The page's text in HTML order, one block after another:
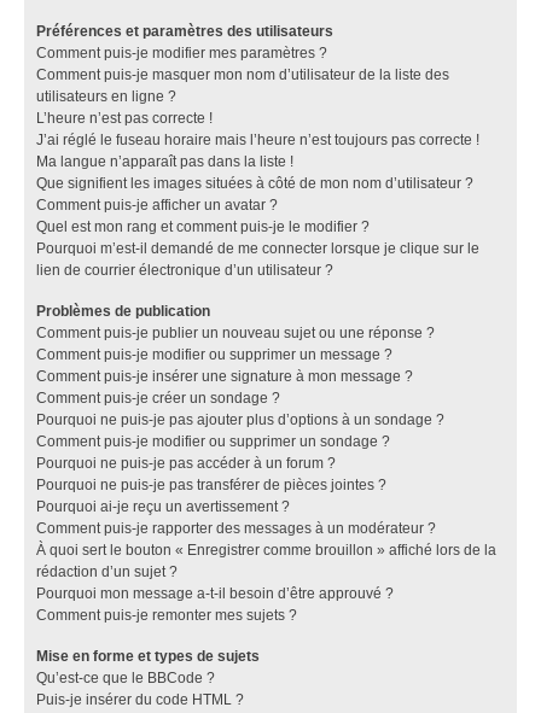
Préférences et paramètres des utilisateurs
Comment puis-je modifier mes paramètres ?
Comment puis-je masquer mon nom d’utilisateur de la liste des
utilisateurs en ligne ?
L’heure n’est pas correcte !
J’ai réglé le fuseau horaire mais l’heure n’est toujours pas correcte !
Ma langue n’apparaît pas dans la liste !
Que signifient les images situées à côté de mon nom d’utilisateur ?
Comment puis-je afficher un avatar ?
Quel est mon rang et comment puis-je le modifier ?
Pourquoi m’est-il demandé de me connecter lorsque je clique sur le
lien de courrier électronique d’un utilisateur ?
Problèmes de publication
Comment puis-je publier un nouveau sujet ou une réponse ?
Comment puis-je modifier ou supprimer un message ?
Comment puis-je insérer une signature à mon message ?
Comment puis-je créer un sondage ?
Pourquoi ne puis-je pas ajouter plus d’options à un sondage ?
Comment puis-je modifier ou supprimer un sondage ?
Pourquoi ne puis-je pas accéder à un forum ?
Pourquoi ne puis-je pas transférer de pièces jointes ?
Pourquoi ai-je reçu un avertissement ?
Comment puis-je rapporter des messages à un modérateur ?
À quoi sert le bouton « Enregistrer comme brouillon » affiché lors de la
rédaction d’un sujet ?
Pourquoi mon message a-t-il besoin d’être approuvé ?
Comment puis-je remonter mes sujets ?
Mise en forme et types de sujets
Qu’est-ce que le BBCode ?
Puis-je insérer du code HTML ?